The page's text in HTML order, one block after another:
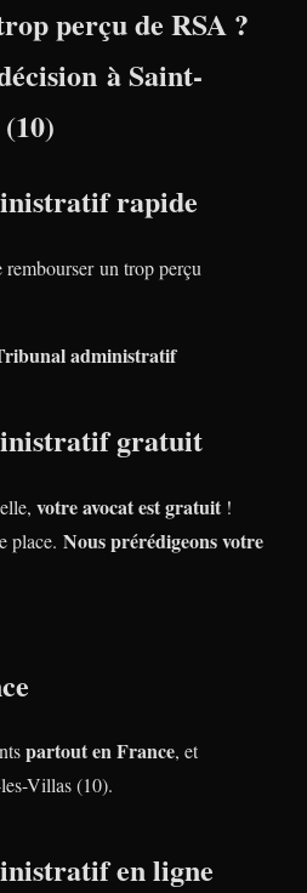
perçu de RSA ?
à Saint-
rapide
un trop perçu
administratif
gratuit
votre avocat est gratuit !
place. Nous prérédigeons votre
partout en France, et
Villas (10).
en ligne